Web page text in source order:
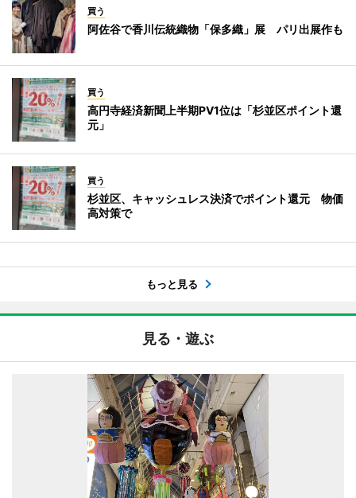
買う
阿佐谷で香川伝統織物「保多織」展 パリ出展作も
買う
高円寺経済新聞上半期PV1位は「杉並区ポイント還
元」
買う
杉並区、キャッシュレス決済でポイント還元 物価
高対策で
もっと見る
見る・遊ぶ